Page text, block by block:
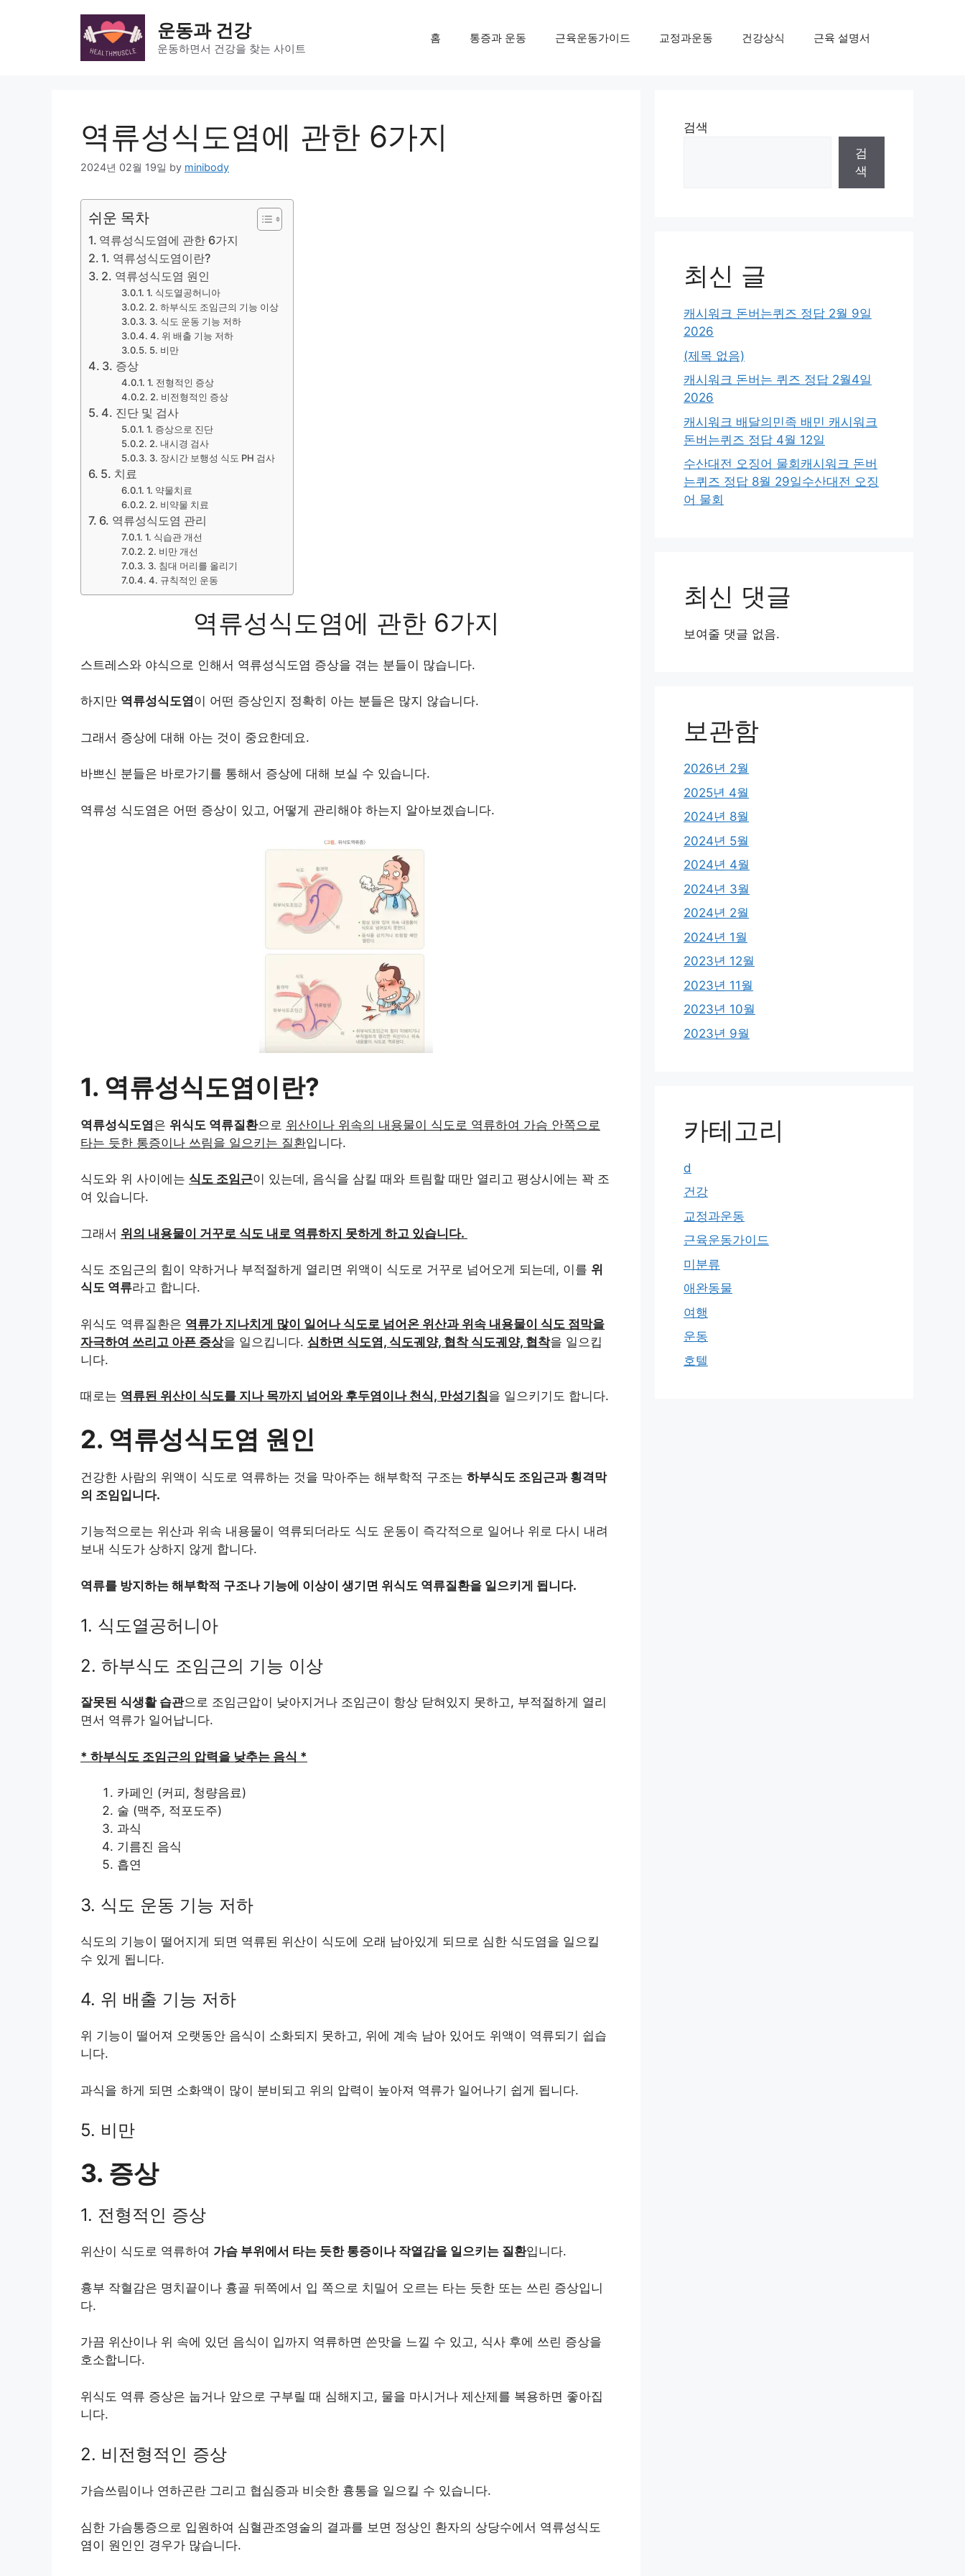
운동과 건강
운동하면서 건강을 찾는 사이트
홈 통증과 운동 근육운동가이드 교정과운동 건강상식 근육 설명서
역류성식도염에 관한 6가지
2024년 02월 19일 by minibody
쉬운 목차
역류성식도염에 관한 6가지
1. 역류성식도염이란?
2. 역류성식도염 원인
1. 식도열공허니아
2. 하부식도 조임근의 기능 이상
3. 식도 운동 기능 저하
4. 위 배출 기능 저하
5. 비만
3. 증상
1. 전형적인 증상
2. 비전형적인 증상
4. 진단 및 검사
1. 증상으로 진단
2. 내시경 검사
3. 장시간 보행성 식도 PH 검사
5. 치료
1. 약물치료
2. 비약물 치료
6. 역류성식도염 관리
1. 식습관 개선
2. 비만 개선
3. 침대 머리를 올리기
4. 규칙적인 운동
역류성식도염에 관한 6가지
스트레스와 야식으로 인해서 역류성식도염 증상을 겪는 분들이 많습니다.
하지만 역류성식도염이 어떤 증상인지 정확히 아는 분들은 많지 않습니다.
그래서 증상에 대해 아는 것이 중요한데요.
바쁘신 분들은 바로가기를 통해서 증상에 대해 보실 수 있습니다.
역류성 식도염은 어떤 증상이 있고, 어떻게 관리해야 하는지 알아보겠습니다.
1. 역류성식도염이란?
역류성식도염은 위식도 역류질환으로 위산이나 위속의 내용물이 식도로 역류하여 가슴 안쪽으로
타는 듯한 통증이나 쓰림을 일으키는 질환입니다.
식도와 위 사이에는 식도 조임근이 있는데, 음식을 삼킬 때와 트림할 때만 열리고 평상시에는 꽉 조
여 있습니다.
그래서 위의 내용물이 거꾸로 식도 내로 역류하지 못하게 하고 있습니다.
식도 조임근의 힘이 약하거나 부적절하게 열리면 위액이 식도로 거꾸로 넘어오게 되는데, 이를 위
식도 역류라고 합니다.
위식도 역류질환은 역류가 지나치게 많이 일어나 식도로 넘어온 위산과 위속 내용물이 식도 점막을
자극하여 쓰리고 아픈 증상을 일으킵니다. 심하면 식도염, 식도궤양, 협착 식도궤양, 협착을 일으킵
니다.
때로는 역류된 위산이 식도를 지나 목까지 넘어와 후두염이나 천식, 만성기침을 일으키기도 합니다.
2. 역류성식도염 원인
건강한 사람의 위액이 식도로 역류하는 것을 막아주는 해부학적 구조는 하부식도 조임근과 횡격막
의 조임입니다.
기능적으로는 위산과 위속 내용물이 역류되더라도 식도 운동이 즉각적으로 일어나 위로 다시 내려
보내 식도가 상하지 않게 합니다.
역류를 방지하는 해부학적 구조나 기능에 이상이 생기면 위식도 역류질환을 일으키게 됩니다.
1. 식도열공허니아
2. 하부식도 조임근의 기능 이상
잘못된 식생활 습관으로 조임근압이 낮아지거나 조임근이 항상 닫혀있지 못하고, 부적절하게 열리
면서 역류가 일어납니다.
* 하부식도 조임근의 압력을 낮추는 음식 *
카페인 (커피, 청량음료)
술 (맥주, 적포도주)
과식
기름진 음식
흡연
3. 식도 운동 기능 저하
식도의 기능이 떨어지게 되면 역류된 위산이 식도에 오래 남아있게 되므로 심한 식도염을 일으킬
수 있게 됩니다.
4. 위 배출 기능 저하
위 기능이 떨어져 오랫동안 음식이 소화되지 못하고, 위에 계속 남아 있어도 위액이 역류되기 쉽습
니다.
과식을 하게 되면 소화액이 많이 분비되고 위의 압력이 높아져 역류가 일어나기 쉽게 됩니다.
5. 비만
3. 증상
1. 전형적인 증상
위산이 식도로 역류하여 가슴 부위에서 타는 듯한 통증이나 작열감을 일으키는 질환입니다.
흉부 작혈감은 명치끝이나 흉골 뒤쪽에서 입 쪽으로 치밀어 오르는 타는 듯한 또는 쓰린 증상입니
다.
가끔 위산이나 위 속에 있던 음식이 입까지 역류하면 쓴맛을 느낄 수 있고, 식사 후에 쓰린 증상을
호소합니다.
위식도 역류 증상은 눕거나 앞으로 구부릴 때 심해지고, 물을 마시거나 제산제를 복용하면 좋아집
니다.
2. 비전형적인 증상
가슴쓰림이나 연하곤란 그리고 협심증과 비슷한 흉통을 일으킬 수 있습니다.
심한 가슴통증으로 입원하여 심혈관조영술의 결과를 보면 정상인 환자의 상당수에서 역류성식도
염이 원인인 경우가 많습니다.
검색
검
색
최신 글
캐시워크 돈버는퀴즈 정답 2월 9일
2026
(제목 없음)
캐시워크 돈버는 퀴즈 정답 2월4일
2026
캐시워크 배달의민족 배민 캐시워크
돈버는퀴즈 정답 4월 12일
수산대전 오징어 물회캐시워크 돈버
는퀴즈 정답 8월 29일수산대전 오징
어 물회
최신 댓글
보여줄 댓글 없음.
보관함
2026년 2월
2025년 4월
2024년 8월
2024년 5월
2024년 4월
2024년 3월
2024년 2월
2024년 1월
2023년 12월
2023년 11월
2023년 10월
2023년 9월
카테고리
d
건강
교정과운동
근육운동가이드
미분류
애완동물
여행
운동
호텔